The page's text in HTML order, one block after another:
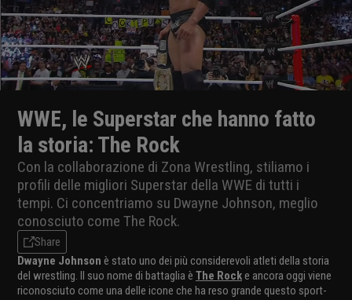
WWE, le Superstar che hanno fatto
la storia: The Rock
Con la collaborazione di Zona Wrestling, stiliamo i
profili delle migliori Superstar della WWE di tutti i
tempi. Ci concentriamo su Dwayne Johnson, meglio
conosciuto come The Rock.
Share
Dwayne Johnson è stato uno dei più considerevoli atleti della storia
del wrestling. Il suo nome di battaglia è The Rocke ancora oggi viene
riconosciuto come una delle icone che ha reso grande questo sport-